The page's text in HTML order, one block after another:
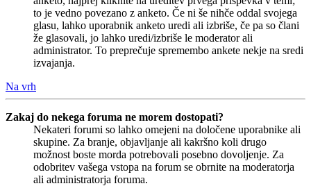
to je vedno povezano z anketo. Če ni še nihče oddal svojega
glasu, lahko uporabnik anketo uredi ali izbriše, če pa so člani
že glasovali, jo lahko uredi/izbriše le moderator ali
administrator. To preprečuje spremembo ankete nekje na sredi
izvajanja.
Na vrh
Zakaj do nekega foruma ne morem dostopati?
Nekateri forumi so lahko omejeni na določene uporabnike ali
skupine. Za branje, objavljanje ali kakršno koli drugo
možnost boste morda potrebovali posebno dovoljenje. Za
odobritev vašega vstopa na forum se obrnite na moderatorja
ali administratorja foruma.